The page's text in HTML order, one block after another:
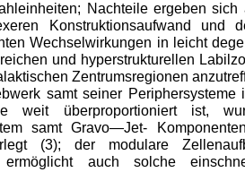
Nachteile ergeben sich
Konstruktionsauf­wand und
Wechselwirkungen in leicht
und hyperstrukturellen
Zentrumsregionen
samt seiner Periphersysteme
weit überpropor­tioniert ist,
samt Gravo—Jet-
(3); der modulare
ermöglicht auch solche